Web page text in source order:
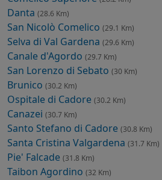
Danta (28.6 Km)
San Nicolò Comelico (29.1 Km)
Selva di Val Gardena (29.6 Km)
Canale d'Agordo (29.7 Km)
San Lorenzo di Sebato (30 Km)
Brunico (30.2 Km)
Ospitale di Cadore (30.2 Km)
Canazei (30.7 Km)
Santo Stefano di Cadore (30.8 Km)
Santa Cristina Valgardena (31.7 Km)
Pie' Falcade (31.8 Km)
Taibon Agordino (32 Km)